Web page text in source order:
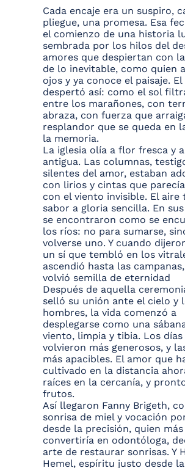
Cada encaje era un suspiro,
pliegue, una promesa. Esa
el comienzo de una historia
sembrada por los hilos del
amores que despiertan con
de lo inevitable, como quien
ojos y ya conoce el paisaje.
despertó así: como el sol
entre los marañones, con
abraza, con fuerza que
resplandor que se queda en
la memoria.
La iglesia olía a flor fresca y
antigua. Las columnas,
silentes del amor, estaban
con lirios y cintas que
con el viento invisible. El aire
sabor a gloria sencilla. En
se encontraron como se
los ríos: no para sumarse,
volverse uno. Y cuando
un sí que tembló en los
ascendió hasta las
volvió semilla de eternidad
Después de aquella
selló su unión ante el cielo y
hombres, la vida comenzó a
desplegarse como una
viento, limpia y tibia. Los días
volvieron más generosos, y
más apacibles. El amor que
cultivado en la distancia
raíces en la cercanía, y
frutos.
Así llegaron Fanny Brigeth,
sonrisa de miel y vocación
desde la precisión, quien
convertiría en odontóloga,
arte de restaurar sonrisas. Y
Hemel, espíritu justo desde